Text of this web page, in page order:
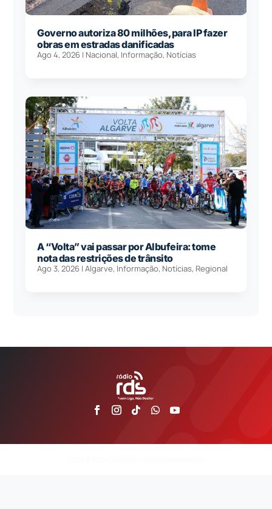
Governo autoriza 80 milhões, para IP fazer
obras em estradas danificadas
Ago 4, 2026 | Nacional, Informação, Notícias
A “Volta” vai passar por Albufeira: tome
nota das restrições de trânsito
Ago 3, 2026 |Algarve, Informação, Notícias, Regional